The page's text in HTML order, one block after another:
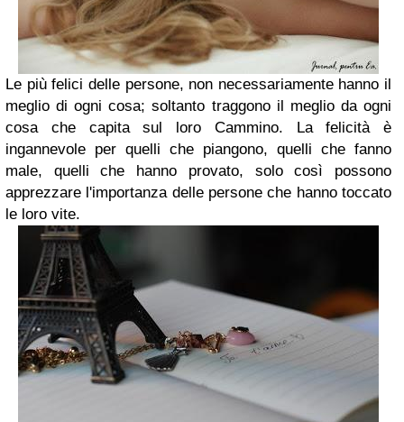
Le più felici delle persone, non necessariamente hanno il
meglio di ogni cosa;soltanto traggono il meglio da ogni
cosa che capita sul loro Cammino. La felicità è
ingannevole per quelli che piangono, quelli che fanno
male, quelli che hanno provato, solo così possono
apprezzare l'importanza delle persone che hanno toccato
le loro vite.